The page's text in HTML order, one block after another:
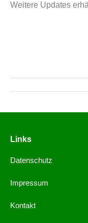
Weitere Updates
Links
Datenschutz
Impressum
Kontakt